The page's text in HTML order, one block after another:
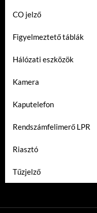
CO jelző
Figyelmeztető táblák
Hálózati eszközök
Kamera
Kaputelefon
Rendszámfelimerő LPR
Riasztó
Tűzjelző